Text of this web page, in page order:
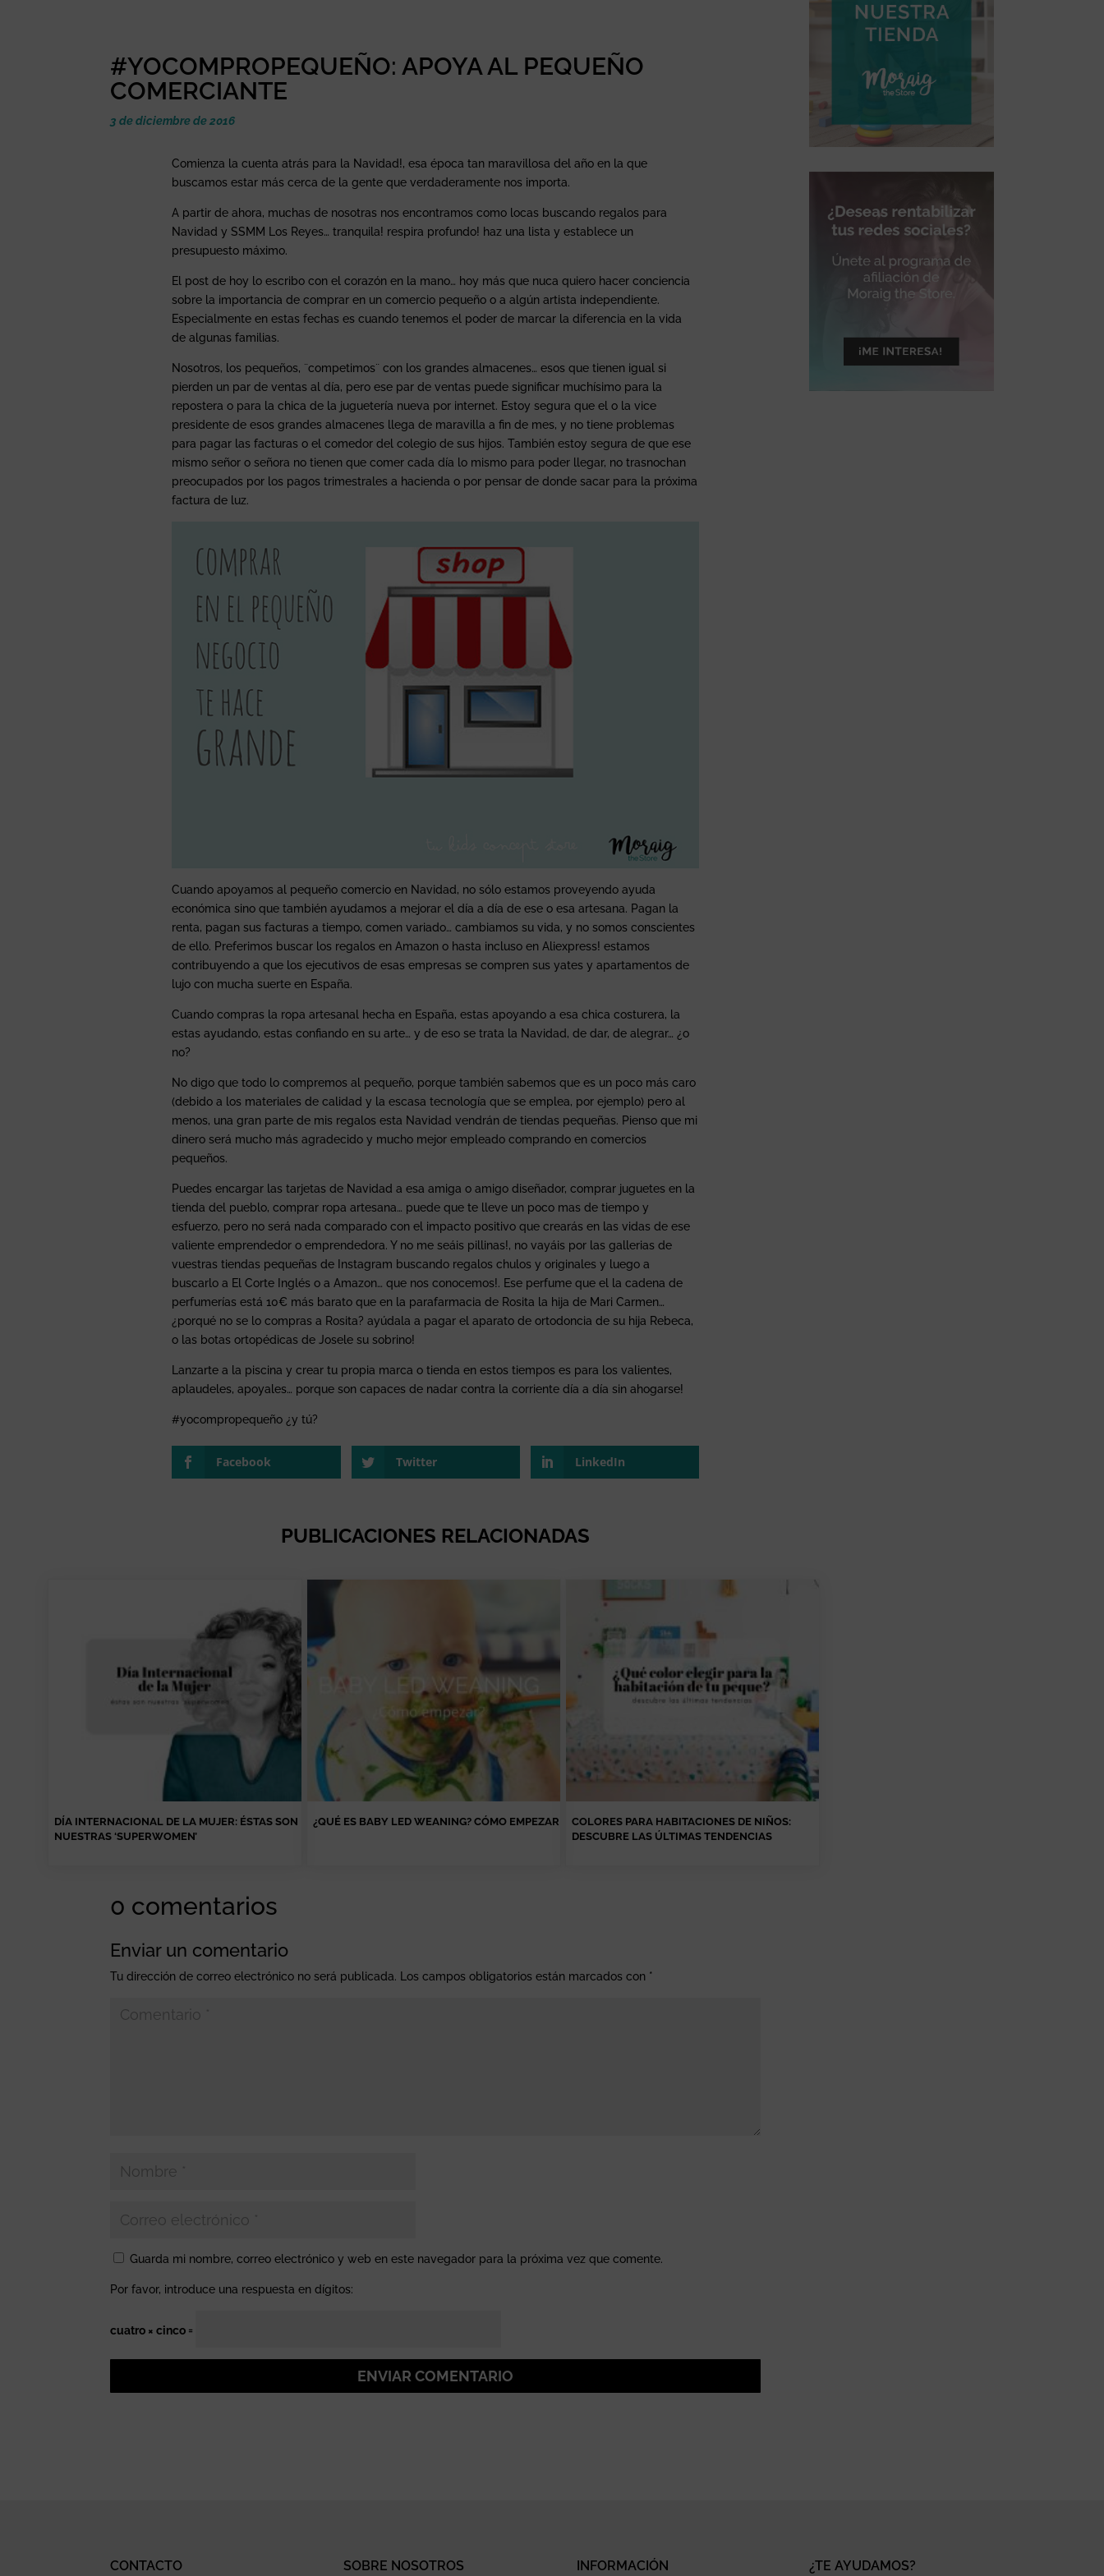
#YOCOMPROPEQUEÑO: APOYA AL PEQUEÑO
COMERCIANTE
3 de diciembre de 2016
Comienza la cuenta atrás para la Navidad!, esa época tan maravillosa del año en la que
buscamos estar más cerca de la gente que verdaderamente nos importa.
A partir de ahora, muchas de nosotras nos encontramos como locas buscando regalos para
Navidad y SSMM Los Reyes… tranquila! respira profundo! haz una lista y establece un
presupuesto máximo.
El post de hoy lo escribo con el corazón en la mano… hoy más que nuca quiero hacer conciencia
sobre la importancia de comprar en un comercio pequeño o a algún artista independiente.
Especialmente en estas fechas es cuando tenemos el poder de marcar la diferencia en la vida
de algunas familias.
Nosotros, los pequeños, ¨competimos¨ con los grandes almacenes… esos que tienen igual si
pierden un par de ventas al día, pero ese par de ventas puede significar muchísimo para la
repostera o para la chica de la juguetería nueva por internet. Estoy segura que el o la vice
presidente de esos grandes almacenes llega de maravilla a fin de mes, y no tiene problemas
para pagar las facturas o el comedor del colegio de sus hijos. También estoy segura de que ese
mismo señor o señora no tienen que comer cada día lo mismo para poder llegar, no trasnochan
preocupados por los pagos trimestrales a hacienda o por pensar de donde sacar para la próxima
factura de luz.
Cuando apoyamos al pequeño comercio en Navidad, no sólo estamos proveyendo ayuda
económica sino que también ayudamos a mejorar el día a día de ese o esa artesana. Pagan la
renta, pagan sus facturas a tiempo, comen variado… cambiamos su vida, y no somos conscientes
de ello. Preferimos buscar los regalos en Amazon o hasta incluso en Aliexpress! estamos
contribuyendo a que los ejecutivos de esas empresas se compren sus yates y apartamentos de
lujo con mucha suerte en España.
Cuando compras la ropa artesanal hecha en España, estas apoyando a esa chica costurera, la
estas ayudando, estas confiando en su arte… y de eso se trata la Navidad, de dar, de alegrar… ¿o
no?
No digo que todo lo compremos al pequeño, porque también sabemos que es un poco más caro
(debido a los materiales de calidad y la escasa tecnología que se emplea, por ejemplo) pero al
menos, una gran parte de mis regalos esta Navidad vendrán de tiendas pequeñas. Pienso que mi
dinero será mucho más agradecido y mucho mejor empleado comprando en comercios
pequeños.
Puedes encargar las tarjetas de Navidad a esa amiga o amigo diseñador, comprar juguetes en la
tienda del pueblo, comprar ropa artesana… puede que te lleve un poco mas de tiempo y
esfuerzo, pero no será nada comparado con el impacto positivo que crearás en las vidas de ese
valiente emprendedor o emprendedora. Y no me seáis pillinas!, no vayáis por las gallerias de
vuestras tiendas pequeñas de Instagram buscando regalos chulos y originales y luego a
buscarlo a El Corte Inglés o a Amazon… que nos conocemos!. Ese perfume que el la cadena de
perfumerías está 10€ más barato que en la parafarmacia de Rosita la hija de Mari Carmen…
¿porqué no se lo compras a Rosita? ayúdala a pagar el aparato de ortodoncia de su hija Rebeca,
o las botas ortopédicas de Josele su sobrino!
Lanzarte a la piscina y crear tu propia marca o tienda en estos tiempos es para los valientes,
aplaudeles, apoyales… porque son capaces de nadar contra la corriente día a día sin ahogarse!
#yocompropequeño ¿y tú?
Facebook Twitter LinkedIn
PUBLICACIONES RELACIONADAS
DÍA INTERNACIONAL DE LA MUJER: ÉSTAS SON
NUESTRAS ‘SUPERWOMEN’
¿QUÉ ES BABY LED WEANING? CÓMO EMPEZAR
COLORES PARA HABITACIONES DE NIÑOS:
DESCUBRE LAS ÚLTIMAS TENDENCIAS
0 comentarios
Enviar un comentario
Tu dirección de correo electrónico no será publicada. Los campos obligatorios están marcados con *
Guarda mi nombre, correo electrónico y web en este navegador para la próxima vez que comente.
Por favor, introduce una respuesta en dígitos:
cuatro × cinco =
ENVIAR COMENTARIO
CONTACTO SOBRE NOSOTROS INFORMACIÓN ¿TE AYUDAMOS?